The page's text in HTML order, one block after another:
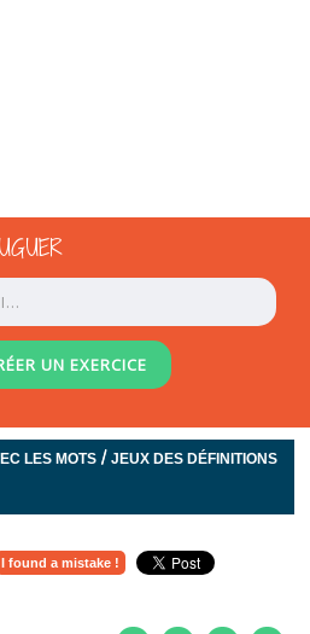
UN EXERCICE
LES MOTS /JEUX DES DÉFINITIONS
I found a mistake !